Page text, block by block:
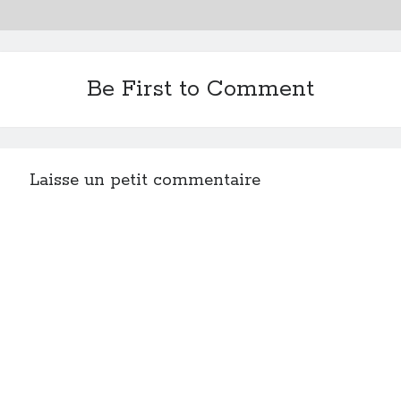
Be First to Comment
Laisse un petit commentaire